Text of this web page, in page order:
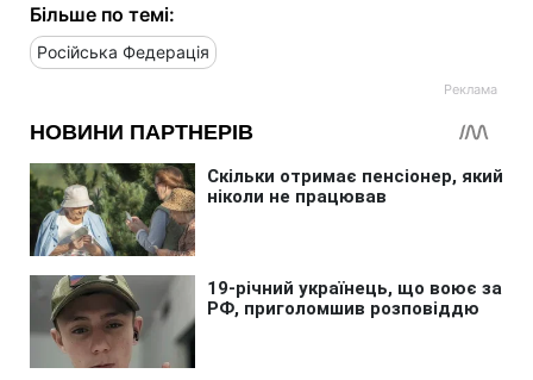
Більше по темі:
Російська Федерація